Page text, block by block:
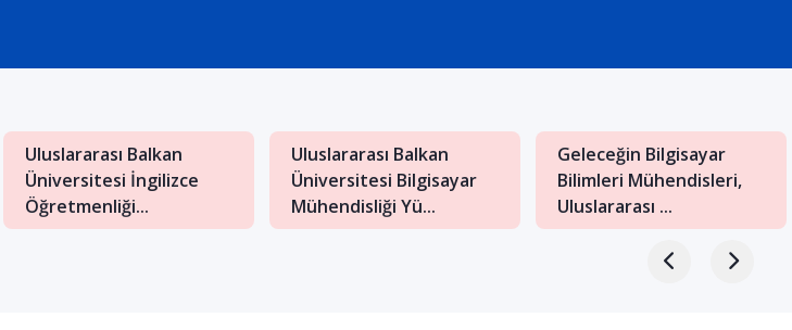
Uluslararası Balkan
Üniversitesi İngilizce
Öğretmenliği...
Uluslararası Balkan
Üniversitesi Bilgisayar
Mühendisliği Yü...
Geleceğin Bilgisayar
Bilimleri Mühendisleri,
Uluslararası ...